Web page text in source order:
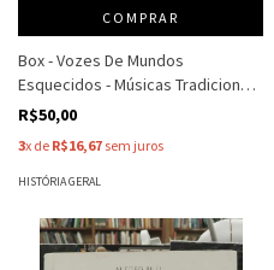
COMPRAR
Box - Vozes De Mundos
Esquecidos - Músicas Tradicional
Dos Povos Indigenas - Livro-Cd -
R$50,00
3x de R$16,67 sem juros
HISTÓRIA GERAL